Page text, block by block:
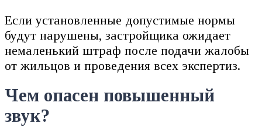
Если установленные допустимые нормы
будут нарушены, застройщика ожидает
немаленький штраф после подачи жалобы
от жильцов и проведения всех экспертиз.
Чем опасен повышенный
звук?